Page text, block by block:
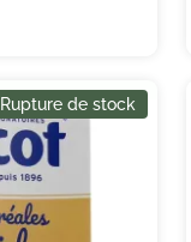
Rupture de stock